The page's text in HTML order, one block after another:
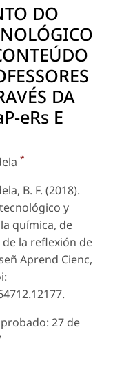
DO
DA
eRs E
*
B. F. (2018).
y
química, de
la reflexión de
Aprend Cienc,
27 de